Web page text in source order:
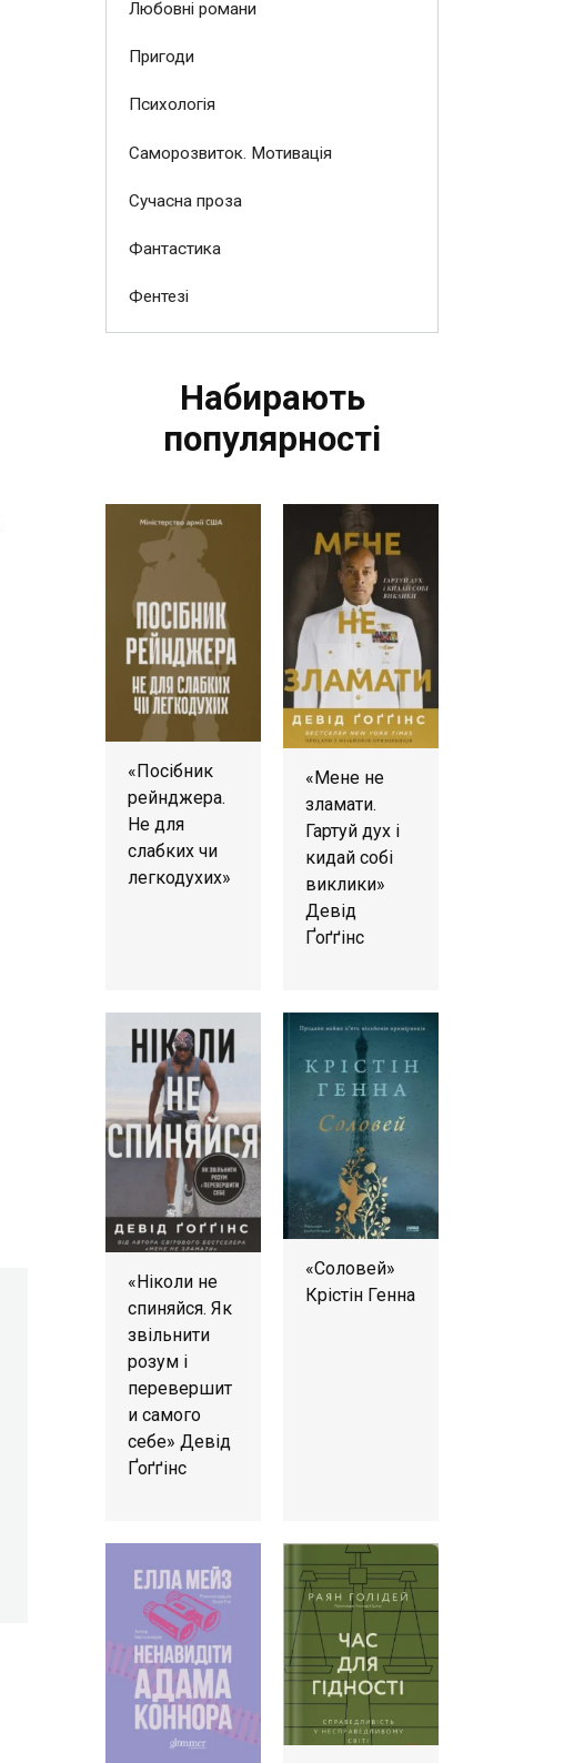
Любовні романи
Пригоди
Психологія
Саморозвиток. Мотивація
Сучасна проза
Фантастика
Фентезі
Набирають
популярності
«Посібник
рейнджера.
Не для
слабких чи
легкодухих»
«Мене не
зламати.
Гартуй дух і
кидай собі
виклики»
Девід
Ґоґґінс
«Ніколи не
спиняйся. Як
звільнити
розум і
перевершит
и самого
себе» Девід
Ґоґґінс
«Соловей»
Крістін Генна